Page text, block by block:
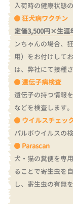
入荷時の健康状態
狂犬病ワクチン
定価3,500円×生涯
ンちゃんの場合、
用）をお付けしてお
は、弊社にて接種
遺伝子病検査
遺伝子の持つ情報
などを検査します。
ウイルスチェッ
パルボウイルスの
Parascan
犬・猫の糞便を専
ることで寄生虫を
し、寄生虫の有無